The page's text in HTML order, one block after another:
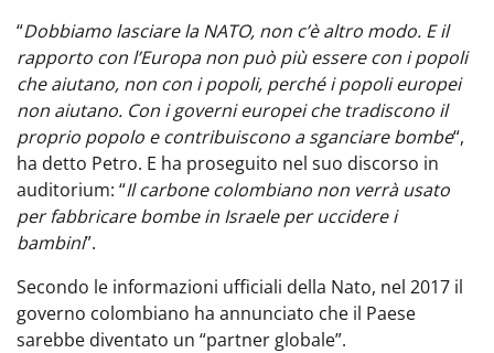
“Dobbiamo lasciare la NATO, non c’è altro modo. E il
rapporto con l’Europa non può più essere con i popoli
che aiutano, non con i popoli, perché i popoli europei
non aiutano. Con i governi europei che tradiscono il
proprio popolo e contribuiscono a sganciare bombe“,
ha detto Petro. E ha proseguito nel suo discorso in
auditorium: “Il carbone colombiano non verrà usato
per fabbricare bombe in Israele per uccidere i
bambini”.
Secondo le informazioni ufficiali della Nato, nel 2017 il
governo colombiano ha annunciato che il Paese
sarebbe diventato un “partner globale”.